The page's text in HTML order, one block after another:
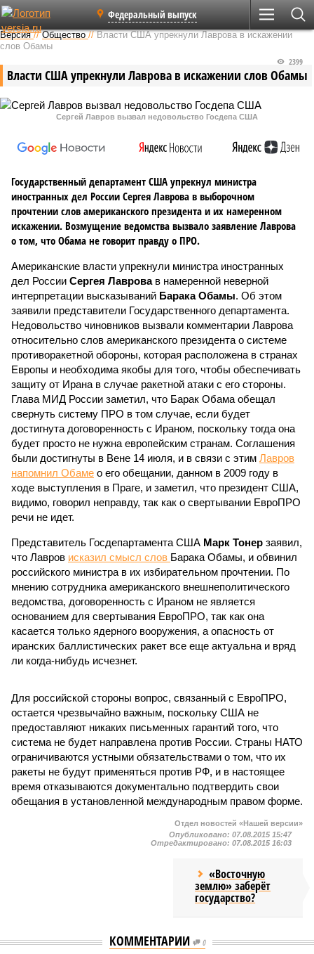
Федеральный выпуск
Версия //Общество //Власти США упрекнули Лаврова в искажении
слов Обамы
Власти США упрекнули Лаврова в искажении слов Обамы
2399
Сергей Лавров вызвал недовольство Госдепа США
Государственный департамент США упрекнул министра
иностранных дел России Сергея Лаврова в выборочном
прочтении слов американского президента и их намеренном
искажении. Возмущение ведомства вызвало заявление Лаврова
о том, что Обама не говорит правду о ПРО.
Американские власти упрекнули министра иностранных
дел России Сергея Лавровав намеренной неверной
интерпретации высказываний Барака Обамы. Об этом
заявили представители Государственного департамента.
Недовольство чиновников вызвали комментарии Лаврова
относительно слов американского президента о системе
противоракетной обороны, которая расположена в странах
Европы и необходима якобы для того, чтобы обеспечивать
защиту от Ирана в случае ракетной атаки с его стороны.
Глава МИД России заметил, что Барак Обама обещал
свернуть систему ПРО в том случае, если будет
достигнута договоренность с Ираном, поскольку тогда она
будет просто не нужна европейским странам. Соглашения
были достигнуты в Вене 14 июля, и в связи с этим Лавров
напомнил Обаме о его обещании, данном в 2009 году в
ходе выступления в Праге, и заметил, что президент США,
видимо, говорил неправду, так как о свертывании ЕвроПРО
речи не идет.
Представитель Госдепартамента США Марк Тонер заявил,
что Лавров исказил смысл слов Барака Обамы, и обвинил
российского министра в их избирательном прочтении. По
мнению сотрудника американского внешнеполитического
ведомства, договоренность с Ираном не является
основанием для свертывания ЕвроПРО, так как она
касается только ядерного вооружения, а опасность от
иранских баллистических ракет все еще актуальна и вряд
ли когда-нибудь исчезнет.
Для российской стороны вопрос, связанный с ЕвроПРО,
остается чрезвычайно важным, поскольку США не
предоставляют никаких письменных гарантий того, что
система не будет направлена против России. Страны НАТО
ограничиваются устными обязательствами о том, что их
ракеты не будут применяться против РФ, и в настоящее
время отказываются документально подтвердить свои
обещания в установленной международным правом форме.
Отдел новостей «Нашей версии»
Опубликовано: 07.08.2015 15:47
Отредактировано: 07.08.2015 16:03
«Восточную
землю» заберёт
государство?
КОММЕНТАРИИ 0